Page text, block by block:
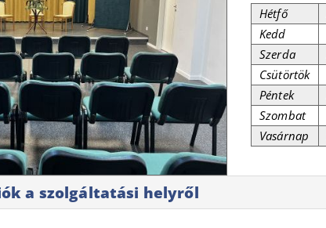
Hétfő
Kedd
Szerda
Csütörtök
Péntek
Szombat
Vasárnap
a szolgáltatási helyről